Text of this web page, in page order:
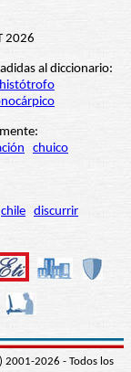
2026
al diccionario:
histótrofo
chuico
chile discurrir
2001-2026 - Todos los